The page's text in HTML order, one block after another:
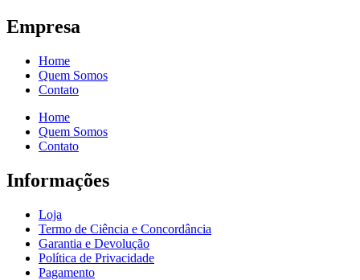
Empresa
Home
Quem Somos
Contato
Home
Quem Somos
Contato
Informações
Loja
Termo de Ciência e Concordância
Garantia e Devolução
Política de Privacidade
Pagamento